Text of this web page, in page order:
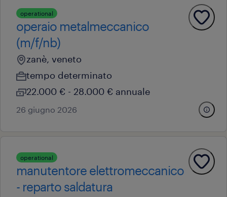
operational
operaio metalmeccanico
(m/f/nb)
zanè, veneto
tempo determinato
22.000 € - 28.000 € annuale
26 giugno 2026
operational
manutentore elettromeccanico
- reparto saldatura